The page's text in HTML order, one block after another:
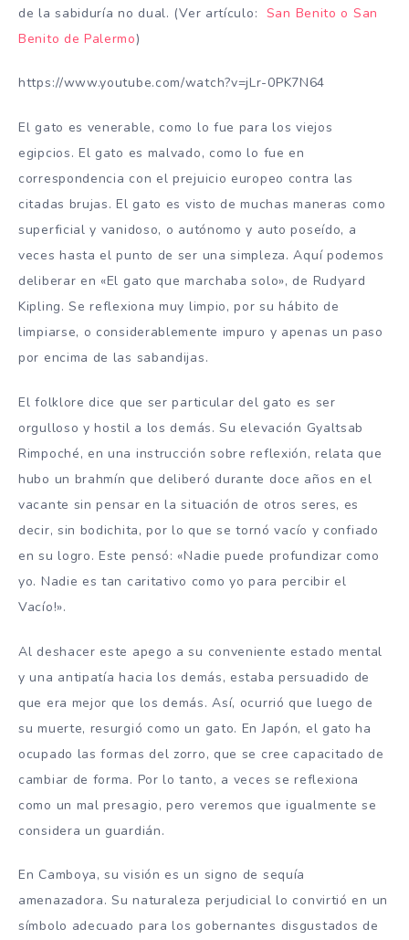
de la sabiduría no dual. (Ver artículo: San Benito o San
Benito de Palermo)
https://www.youtube.com/watch?v=jLr-0PK7N64
El gato es venerable, como lo fue para los viejos
egipcios. El gato es malvado, como lo fue en
correspondencia con el prejuicio europeo contra las
citadas brujas. El gato es visto de muchas maneras como
superficial y vanidoso, o autónomo y auto poseído, a
veces hasta el punto de ser una simpleza. Aquí podemos
deliberar en «El gato que marchaba solo», de Rudyard
Kipling. Se reflexiona muy limpio, por su hábito de
limpiarse, o considerablemente impuro y apenas un paso
por encima de las sabandijas.
El folklore dice que ser particular del gato es ser
orgulloso y hostil a los demás. Su elevación Gyaltsab
Rimpoché, en una instrucción sobre reflexión, relata que
hubo un brahmín que deliberó durante doce años en el
vacante sin pensar en la situación de otros seres, es
decir, sin bodichita, por lo que se tornó vacío y confiado
en su logro. Este pensó: «Nadie puede profundizar como
yo. Nadie es tan caritativo como yo para percibir el
Vacío!».
Al deshacer este apego a su conveniente estado mental
y una antipatía hacia los demás, estaba persuadido de
que era mejor que los demás. Así, ocurrió que luego de
su muerte, resurgió como un gato. En Japón, el gato ha
ocupado las formas del zorro, que se cree capacitado de
cambiar de forma. Por lo tanto, a veces se reflexiona
como un mal presagio, pero veremos que igualmente se
considera un guardián.
En Camboya, su visión es un signo de sequía
amenazadora. Su naturaleza perjudicial lo convirtió en un
símbolo adecuado para los gobernantes disgustados de